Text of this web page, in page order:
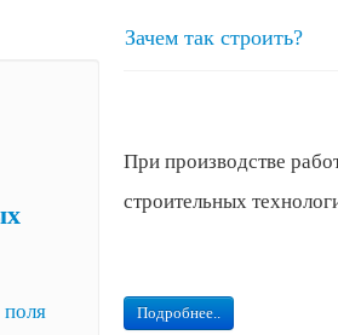
Зачем так строить?
При производстве
строительных
Подробнее..